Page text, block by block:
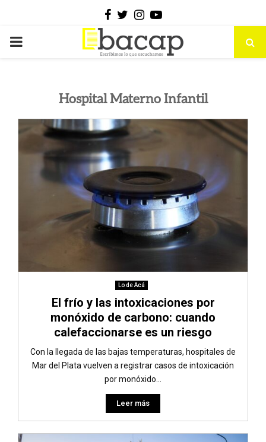
Facebook
Twitter
Instagram
Youtube
PRIMARY
Hospital Materno Infantil
Lo de Acá
El frío y las intoxicaciones por
monóxido de carbono: cuando
calefaccionarse es un riesgo
Con la llegada de las bajas temperaturas, hospitales de
Mar del Plata vuelven a registrar casos de intoxicación
por monóxido...
Leer más